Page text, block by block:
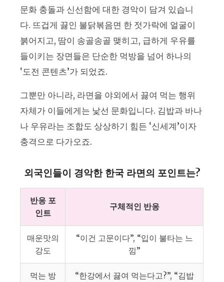
문화 충돌과 신선함에 대한 경악이 담겨 있습니
다. 뜨겁게 끓인 불닭볶음면 한 젓가락에 얼굴이
붉어지고, 땀이 송골송골 맺히고, 급하게 우유를
들이키는 장면들은 단순한 먹방을 넘어 하나의
‘도전 콘텐츠’가 되었죠.
그뿐만 아니라, 라면을 야외에서 끓여 먹는 행위
자체가 이들에게는 낯선 문화입니다. 김밥과 바나
나 우유라는 조합도 상상하기 힘든 ‘신세계’이자
충격으로 다가오죠.
외국인들이 경악한 한국 라면의 포인트는?
반응 포
인트
구체적인 반응
매운맛의
강도
“이건 고문이다”, “입이 불타는 느
낌”
먹는 방
“한강에서 끓여 먹는다고?”, “김밥